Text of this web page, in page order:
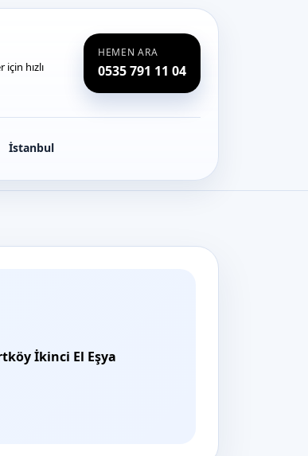
hızlı
İstanbul
HEMEN ARA
0535 791 11 04
İkinci El Eşya